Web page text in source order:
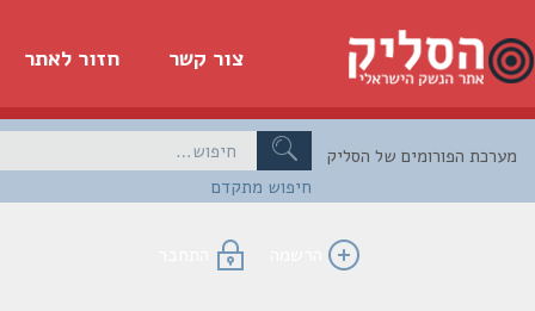
חזור לאתר צור קשר
חיפוש מתקדם
הפורומים של הסליק
הרשמה התחבר